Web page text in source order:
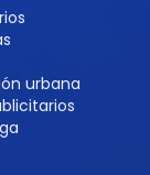
urbana